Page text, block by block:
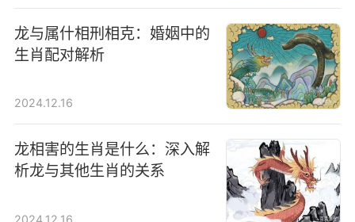
龙与属什相刑相克：婚姻中的
生肖配对解析
2024.12.16
龙相害的生肖是什么：深入解
析龙与其他生肖的关系
2024.12.16